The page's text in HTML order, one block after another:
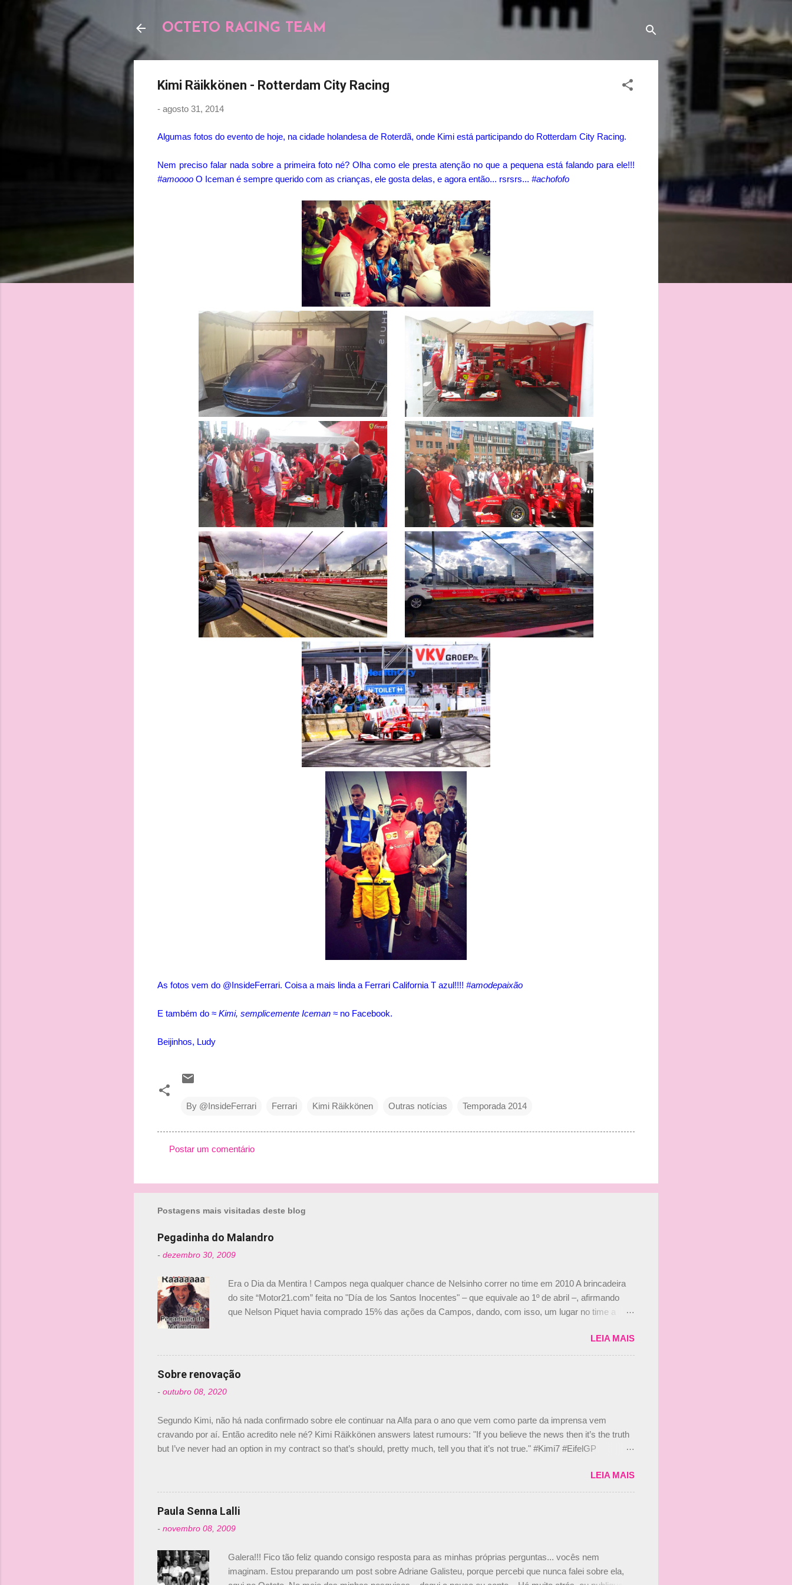
OCTETO RACING TEAM
Kimi Räikkönen - Rotterdam City Racing
- agosto 31, 2014
Algumas fotos do evento de hoje, na cidade holandesa de Roterdã, onde Kimi está participando do Rotterdam City Racing.
Nem preciso falar nada sobre a primeira foto né? Olha como ele presta atenção no que a pequena está falando para ele!!!
#amoooo O Iceman é sempre querido com as crianças, ele gosta delas, e agora então... rsrsrs... #achofofo
As fotos vem do @InsideFerrari. Coisa a mais linda a Ferrari California T azul!!!! #amodepaixão
E também do ≈ Kimi, semplicemente Iceman ≈ no Facebook.
Beijinhos, Ludy
By @InsideFerrari Ferrari Kimi Räikkönen Outras notícias Temporada 2014
m
e
t
á
r
i
o
s
Postar um comentário
Postagens mais visitadas deste blog
Pegadinha do Malandro
- dezembro 30, 2009
Era o Dia da Mentira ! Campos nega qualquer chance de Nelsinho correr no time em 2010 A brincadeira
do site “Motor21.com” feita no "Día de los Santos Inocentes" – que equivale ao 1º de abril –, afirmando
que Nelson Piquet havia comprado 15% das ações da Campos, dando, com isso, um lugar no time a
dirigente foi taxativo ao declarar que o brasileiro não será o companheiro de Bruno Senna em 2010. "Na
verdade, nós recebemos uma oferta de Piquet", admitiu Audetto. “Mas depois de ter assinado com Bruno
Senna, não podemos ter dois brasileiros”, explicou, dizendo ainda que não tem nada contra o filho do
LEIA MAIS
Sobre renovação
- outubro 08, 2020
Segundo Kimi, não há nada confirmado sobre ele continuar na Alfa para o ano que vem como parte da imprensa vem
cravando por aí. Então acredito nele né? Kimi Räikkönen answers latest rumours: "If you believe the news then it’s the truth
but I’ve never had an option in my contract so that’s should, pretty much, tell you that it’s not true." #Kimi7 #EifelGP
falando sobre o fato do Iceman estar há tantos anos na F1. What is it like to have Kimi as a team mate? 🙌 Over to you,
@RGrosjean ! #EifelGP 🇩🇪 #F1 pic.twitter.com/GSAu1LWnwW — Formula 1 (@F1) October 8, 2020 Beijinhos, Ludy
LEIA MAIS
Paula Senna Lalli
- novembro 08, 2009
Galera!!! Fico tão feliz quando consigo resposta para as minhas próprias perguntas... vocês nem
imaginam. Estou preparando um post sobre Adriane Galisteu, porque percebi que nunca falei sobre ela,